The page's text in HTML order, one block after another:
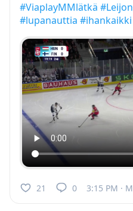
#ViaplayMMlätkä
#lupanauttia #ihankaikki
21 0 3:15 PM ·